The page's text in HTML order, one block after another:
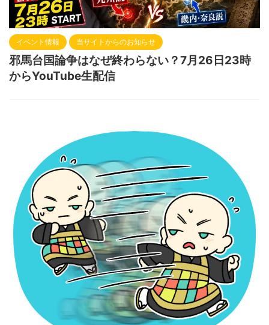
イベント情報 当サイトからのお知らせ
邪馬台国論争はなぜ終わらない？7月26日23時
からYouTube生配信